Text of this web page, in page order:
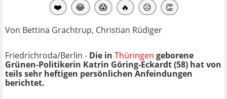
❤️ 😂 😱 🔥 😥 👏
Von Bettina Grachtrup, Christian Rüdiger
Friedrichroda/Berlin - Die in Thüringen geborene
Grünen-Politikerin Katrin Göring-Eckardt (58) hat von
teils sehr heftigen persönlichen Anfeindungen
berichtet.